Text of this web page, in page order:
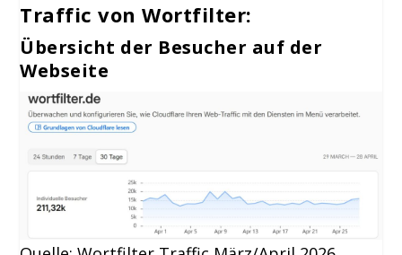
Traffic von Wortfilter:
Übersicht der Besucher auf der
Webseite